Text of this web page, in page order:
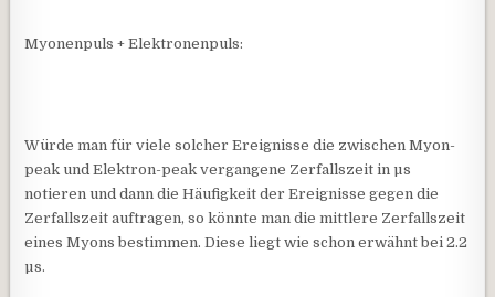
Myonenpuls + Elektronenpuls:
Würde man für viele solcher Ereignisse die zwischen Myon-
peak und Elektron-peak vergangene Zerfallszeit in µs
notieren und dann die Häufigkeit der Ereignisse gegen die
Zerfallszeit auftragen, so könnte man die mittlere Zerfallszeit
eines Myons bestimmen. Diese liegt wie schon erwähnt bei 2.2
µs.